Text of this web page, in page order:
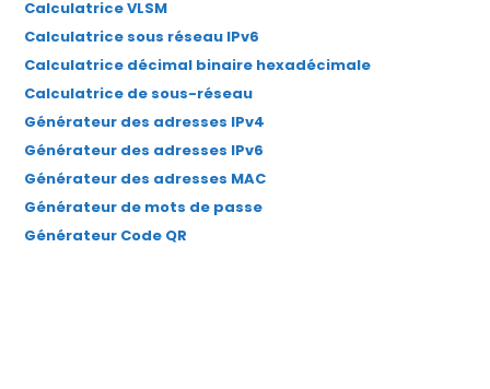
nouvel
onglet
nouvel
onglet
nouvel
onglet onglet
Calculatrice VLSM
Calculatrice sous réseau IPv6
Calculatrice décimal binaire hexadécimale
Calculatrice de sous-réseau
Générateur des adresses IPv4
Générateur des adresses IPv6
Générateur des adresses MAC
Générateur de mots de passe
Générateur Code QR